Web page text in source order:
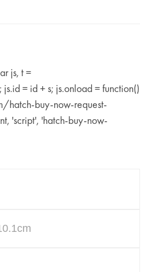
js, t =
= id + s; js.onload = function()
hatch-buy-now-request-
'script', 'hatch-buy-now-